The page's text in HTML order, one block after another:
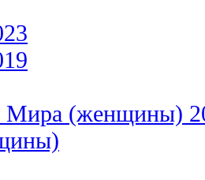
Мира (женщины)